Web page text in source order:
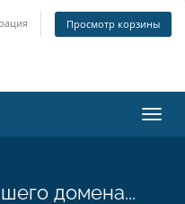
Просмотр корзины
домена...